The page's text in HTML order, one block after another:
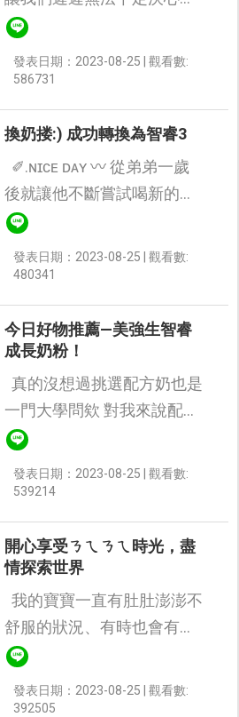
她換奶， 但隨著小Fei的年
齡越來越大， 也是她正值探
索新世界的時候～ 為了加強
發表日期：2023-08-25 | 觀看數:
586731
換奶搂:) 成功轉換為智睿3
後就讓他不斷嘗試喝新的配
方奶，最近看到蠻多人推薦
美強生睿智3 最吸引我的
是，它有專利益菌生以及
發表日期：2023-08-25 | 觀看數:
480341
今日好物推薦—美強生智睿
成長奶粉！
一門大學問欸 對我來說配方
奶就只是給寶寶營養的來源
只要排便正常、澤澤喝的順
口就可以了 直到送他去托嬰
發表日期：2023-08-25 | 觀看數:
539214
開心享受ㄋㄟㄋㄟ時光，盡
情探索世界
舒服的狀況、有時也會有嗯
嗯不順的問題，離乳時期也
嘗試市面上各大廠牌配方，
不過，一直沒有找到最愛
發表日期：2023-08-25 | 觀看數:
392505